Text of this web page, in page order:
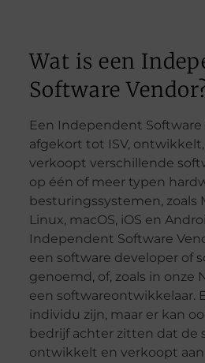
Wat is een
Software
Een Independent Software
afgekort tot ISV,
verkoopt verschillende
op één of meer typen
besturingssystemen, zoals
Linux, macOS, iOS en
Independent Software
een software developer of
genoemd, of, zoals in onze
een softwareontwikkelaar.
individu zijn, maar er kan
bedrijf achter zitten dat de
ontwikkelt en verkoopt